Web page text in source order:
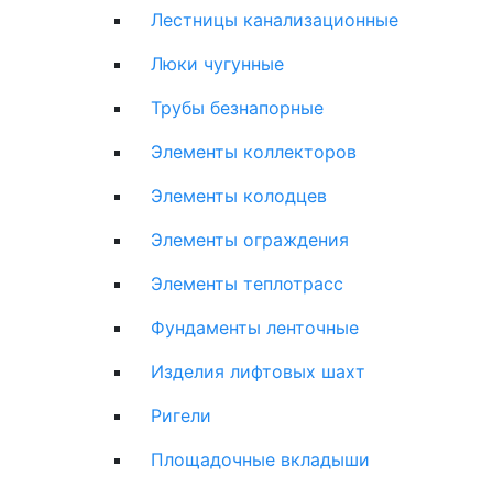
Лестницы канализационные
Люки чугунные
Трубы безнапорные
Элементы коллекторов
Элементы колодцев
Элементы ограждения
Элементы теплотрасс
Фундаменты ленточные
Изделия лифтовых шахт
Ригели
Площадочные вкладыши